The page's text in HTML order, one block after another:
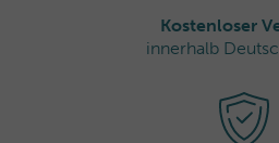
Kostenloser
innerhalb